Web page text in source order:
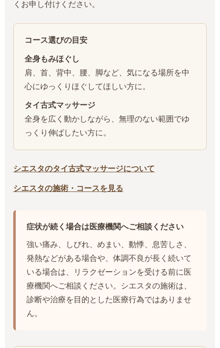
くお申し付けください。
コース選びの目安
全身もみほぐし
肩、首、背中、腰、脚など、気になる場所を中
心にゆっくりほぐしてほしい方に。
タイ古式マッサージ
全身を広く動かしながら、無理のない範囲でゆ
っくり伸ばしたい方に。
シエスタのタイ古式マッサージについて
シエスタの施術・コースを見る
症状が続く場合は医療機関へご相談ください
強い痛み、しびれ、めまい、動悸、息苦しさ、
発熱などがある場合や、体調不良が長く続いて
いる場合は、リラクゼーションを受ける前に医
療機関へご相談ください。シエスタの施術は、
診断や治療を目的とした医療行為ではありませ
ん。